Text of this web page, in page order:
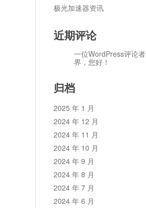
极光加速器资讯
近期评论
一位WordPress评论者
界，您好！
归档
2025 年 1 月
2024 年 12 月
2024 年 11 月
2024 年 10 月
2024 年 9 月
2024 年 8 月
2024 年 7 月
2024 年 6 月